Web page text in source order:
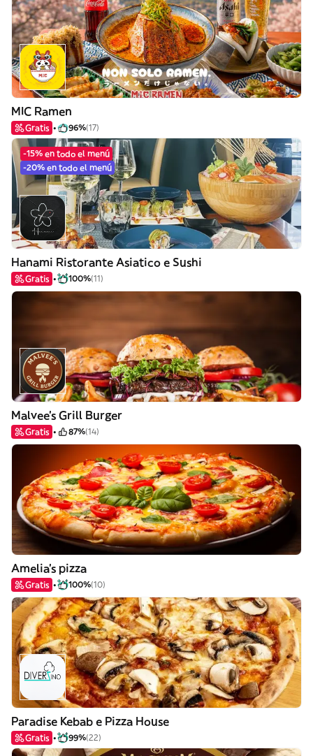
MIC Ramen
Gratis 96%(17)
-15% en todo el menú
-20% en todo el menú
Hanami Ristorante Asiatico e Sushi
Gratis 100%(11)
Malvee’s Grill Burger
Gratis 87%(14)
Amelia's pizza
Gratis 100%(10)
Paradise Kebab e Pizza House
Gratis 99%(22)